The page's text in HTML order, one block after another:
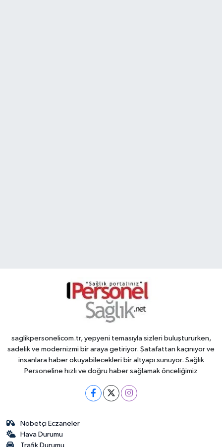
saglikpersonelicom.tr, yepyeni temasıyla sizleri buluştururken,
sadelik ve modernizmi bir araya getiriyor. Şatafattan kaçınıyor ve
insanlara haber okuyabilecekleri bir altyapı sunuyor. Sağlık
Personeline hızlı ve doğru haber sağlamak önceliğimiz
Nöbetçi Eczaneler
Hava Durumu
Trafik Durumu